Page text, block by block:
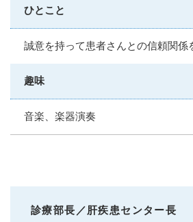
ひとこと
誠意を持って患者さんとの信頼関係
趣味
音楽、楽器演奏
診療部長／肝疾患センター長